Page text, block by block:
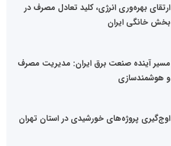
ارتقای بهره‌وری انرژی، کلید تعادل مصرف در
بخش خانگی ایران
مسیر آینده صنعت برق ایران: مدیریت مصرف
و هوشمندسازی
اوج‌گیری پروژه‌های خورشیدی در استان تهران